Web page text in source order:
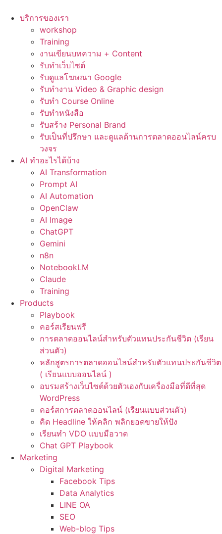
บริการของเรา
workshop
Training
งานเขียนบทความ + Content
รับทำเว็บไซต์
รับดูแลโฆษณา Google
รับทำงาน Video & Graphic design
รับทำ Course Online
รับทำหนังสือ
รับสร้าง Personal Brand
รับเป็นที่ปรึกษา และดูแลด้านการตลาดออนไลน์ครบ
วงจร
AI ทำอะไรได้บ้าง
AI Transformation
Prompt AI
AI Automation
OpenClaw
AI Image
ChatGPT
Gemini
n8n
NotebookLM
Claude
Training
Products
Playbook
คอร์สเรียนฟรี
การตลาดออนไลน์สำหรับตัวแทนประกันชีวิต (เรียน
ส่วนตัว)
หลักสูตรการตลาดออนไลน์สำหรับตัวแทนประกันชีวิต
( เรียนแบบออนไลน์ )
อบรมสร้างเว็บไซต์ด้วยตัวเองกับเครื่องมือที่ดีที่สุด
WordPress
คอร์สการตลาดออนไลน์ (เรียนแบบส่วนตัว)
คิด Headline ให้คลิก พลิกยอดขายให้ปัง
เรียนทำ VDO แบบมือวาด
Chat GPT Playbook
Marketing
Digital Marketing
Facebook Tips
Data Analytics
LINE OA
SEO
Web-blog Tips